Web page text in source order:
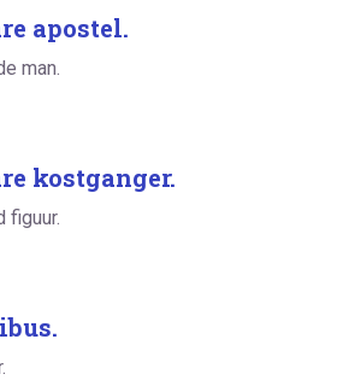
apostel.
man.
kostganger.
figuur.